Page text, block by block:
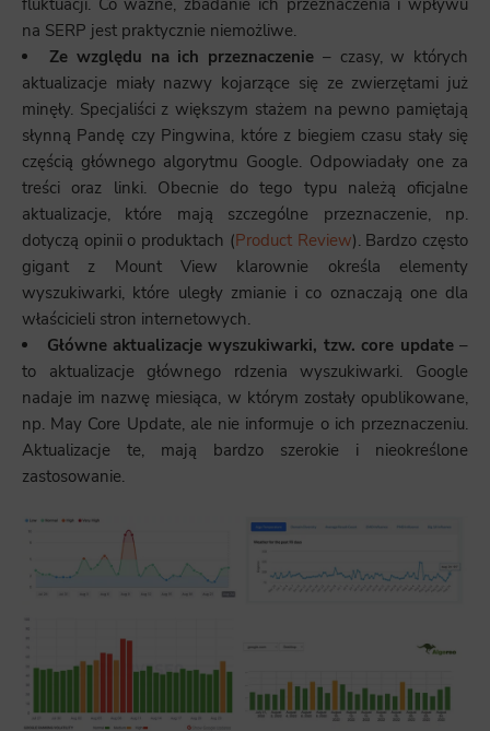
fluktuacji. Co ważne, zbadanie ich przeznaczenia i wpływu
na SERP jest praktycznie niemożliwe.
Ze względu na ich przeznaczenie – czasy, w których
aktualizacje miały nazwy kojarzące się ze zwierzętami już
minęły. Specjaliści z większym stażem na pewno pamiętają
słynną Pandę czy Pingwina, które z biegiem czasu stały się
częścią głównego algorytmu Google. Odpowiadały one za
treści oraz linki. Obecnie do tego typu należą oficjalne
aktualizacje, które mają szczególne przeznaczenie, np.
dotyczą opinii o produktach (Product Review). Bardzo często
gigant z Mount View klarownie określa elementy
wyszukiwarki, które uległy zmianie i co oznaczają one dla
właścicieli stron internetowych.
Główne aktualizacje wyszukiwarki, tzw. core update–
to aktualizacje głównego rdzenia wyszukiwarki. Google
nadaje im nazwę miesiąca, w którym zostały opublikowane,
np. May Core Update, ale nie informuje o ich przeznaczeniu.
Aktualizacje te, mają bardzo szerokie i nieokreślone
zastosowanie.